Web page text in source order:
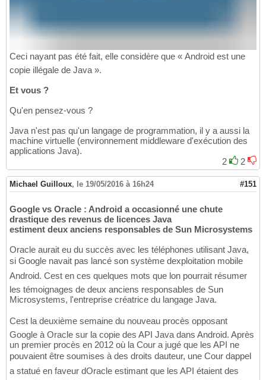
Ceci nayant pas été fait, elle considère que « Android est une
copie illégale de Java ».
Et vous ?
Qu'en pensez-vous ?
Java n'est pas qu'un langage de programmation, il y a aussi la
machine virtuelle (environnement middleware d'exécution des
applications Java).
2
2
Michael Guilloux, le 19/05/2016 à 16h24 #151
Google vs Oracle : Android a occasionné une chute
drastique des revenus de licences Java
estiment deux anciens responsables de Sun Microsystems
Oracle aurait eu du succès avec les téléphones utilisant Java,
si Google navait pas lancé son système dexploitation mobile
Android. Cest en ces quelques mots que lon pourrait résumer
les témoignages de deux anciens responsables de Sun
Microsystems, l'entreprise créatrice du langage Java.
Cest la deuxième semaine du nouveau procès opposant
Google à Oracle sur la copie des API Java dans Android. Après
un premier procès en 2012 où la Cour a jugé que les API ne
pouvaient être soumises à des droits dauteur, une Cour dappel
a statué en faveur dOracle estimant que les API étaient des